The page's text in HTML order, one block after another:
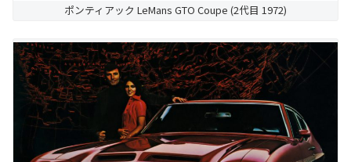
ポンティアック LeMans GTO Coupe (2代目 1972)